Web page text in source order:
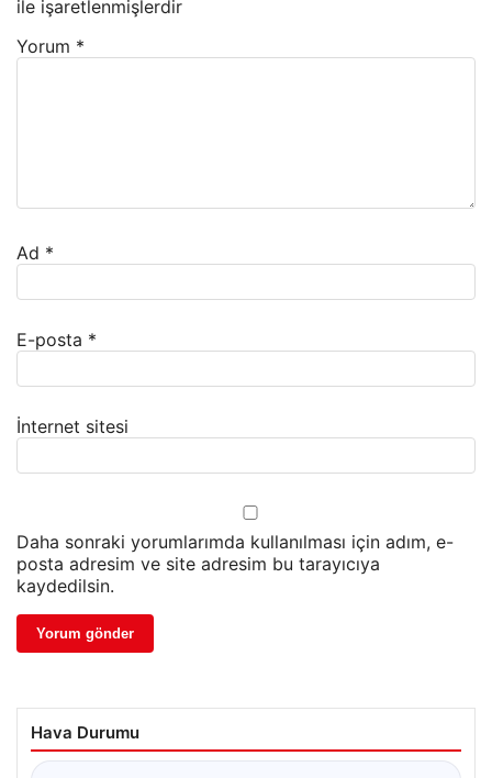
ile işaretlenmişlerdir
Yorum *
Ad *
E-posta *
İnternet sitesi
Daha sonraki yorumlarımda kullanılması için adım, e-
posta adresim ve site adresim bu tarayıcıya
kaydedilsin.
Hava Durumu